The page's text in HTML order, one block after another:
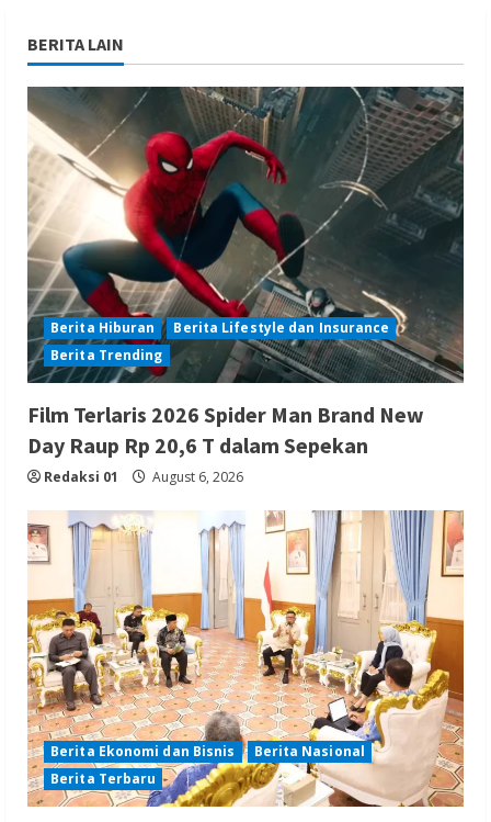
BERITA LAIN
Berita Hiburan
Berita Lifestyle dan Insurance
Berita Trending
Film Terlaris 2026 Spider Man Brand New
Day Raup Rp 20,6 T dalam Sepekan
Redaksi 01 August 6, 2026
Berita Ekonomi dan Bisnis
Berita Nasional
Berita Terbaru